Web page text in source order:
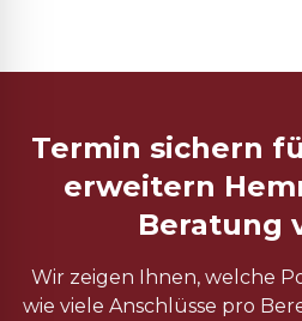
Termin sichern
erweitern
Beratung
Wir zeigen Ihnen, welche
wie viele Anschlüsse pro